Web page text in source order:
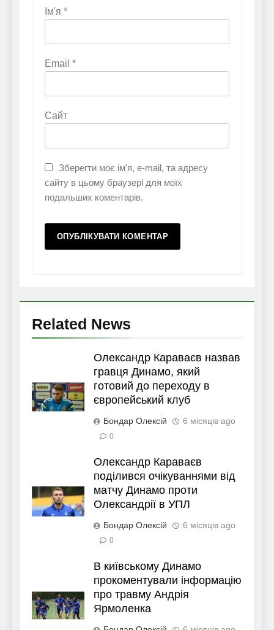
Ім'я *
Email *
Сайт
Зберегти моє ім'я, e-mail, та адресу
сайту в цьому браузері для моїх
подальших коментарів.
Related News
Олександр Караваєв назвав
гравця Динамо, який
готовий до переходу в
європейський клуб
Бондар Олексій 6 місяців ago
0
Олександр Караваєв
поділився очікуваннями від
матчу Динамо проти
Олександрії в УПЛ
Бондар Олексій 6 місяців ago
0
В київському Динамо
прокоментували інформацію
про травму Андрія
Ярмоленка